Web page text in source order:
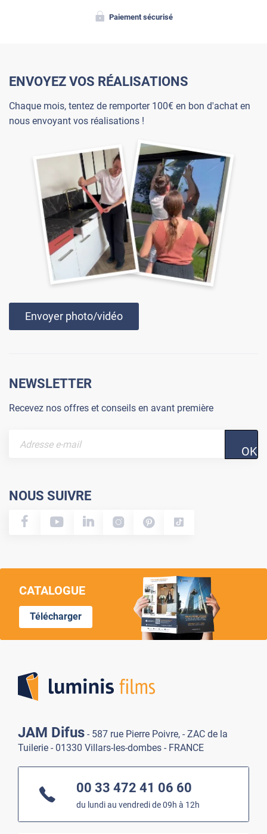
Paiement sécurisé
ENVOYEZ VOS RÉALISATIONS
Chaque mois, tentez de remporter 100€ en bon d'achat en
nous envoyant vos réalisations !
Envoyer photo/vidéo
NEWSLETTER
Recevez nos offres et conseils en avant première
OK
NOUS SUIVRE
CATALOGUE
Télécharger
JAM Difus - 587 rue Pierre Poivre, - ZAC de la
Tuilerie - 01330 Villars-les-dombes - FRANCE
00 33 472 41 06 60
du lundi au vendredi de 09h à 12h